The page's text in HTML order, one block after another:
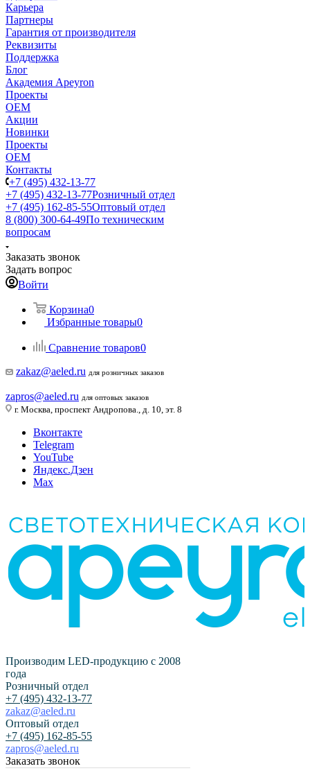
Карьера
Партнеры
Гарантия от производителя
Реквизиты
Поддержка
Блог
Академия Apeyron
Проекты
ОЕМ
Акции
Новинки
Проекты
ОЕМ
Контакты
+7 (495) 432-13-77
+7 (495) 432-13-77Розничный отдел
+7 (495) 162-85-55Оптовый отдел
8 (800) 300-64-49По техническим
вопросам
Заказать звонок
Задать вопрос
Войти
Корзина0
Избранные товары0
Сравнение товаров0
zakaz@aeled.ru для розничных заказов
zapros@aeled.ru для оптовых заказов
г. Москва, проспект Андропова., д. 10, эт. 8
Вконтакте
Telegram
YouTube
Яндекс.Дзен
Max
Производим LED-продукцию с 2008
года
Розничный отдел
+7 (495) 432-13-77
zakaz@aeled.ru
Оптовый отдел
+7 (495) 162-85-55
zapros@aeled.ru
Заказать звонок